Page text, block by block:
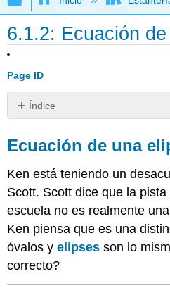
6.1.2: Ecuación
Page ID
Índice
una
elipse
de
una
elipse
Ecuaciones
Elipses
Los
Ecuación de una
Ken está teniendo un
Scott. Scott dice que la
escuela no es realmente
Ken piensa que es una
óvalos yelipses son lo
correcto?